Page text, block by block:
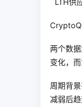
LTH
两个数
变化，
周期背
减弱后